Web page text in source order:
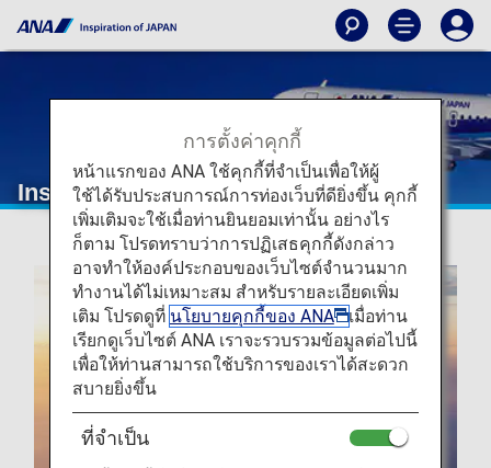
Inspiration of JAPAN
การตั้งค่าคุกกี้
หน้าแรกของ ANA ใช้คุกกี้ที่จำเป็นเพื่อให้ผู้
ใช้ได้รับประสบการณ์การท่องเว็บที่ดียิ่งขึ้น คุกกี้
เพิ่มเติมจะใช้เมื่อท่านยินยอมเท่านั้น อย่างไร
ก็ตาม โปรดทราบว่าการปฏิเสธคุกกี้ดังกล่าว
อาจทำให้องค์ประกอบของเว็บไซต์จำนวนมาก
ทำงานได้ไม่เหมาะสม สำหรับรายละเอียดเพิ่ม
เติม โปรดดูที่ นโยบายคุกกี้ของ ANA
เมื่อท่าน
เรียกดูเว็บไซต์ ANA เราจะรวบรวมข้อมูลต่อไปนี้
เพื่อให้ท่านสามารถใช้บริการของเราได้สะดวก
สบายยิ่งขึ้น
ที่จำเป็น